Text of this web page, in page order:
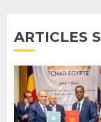
ARTICLES